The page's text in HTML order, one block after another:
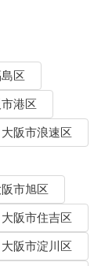
区
港区
大阪市浪速区
市旭区
大阪市住吉区
大阪市淀川区